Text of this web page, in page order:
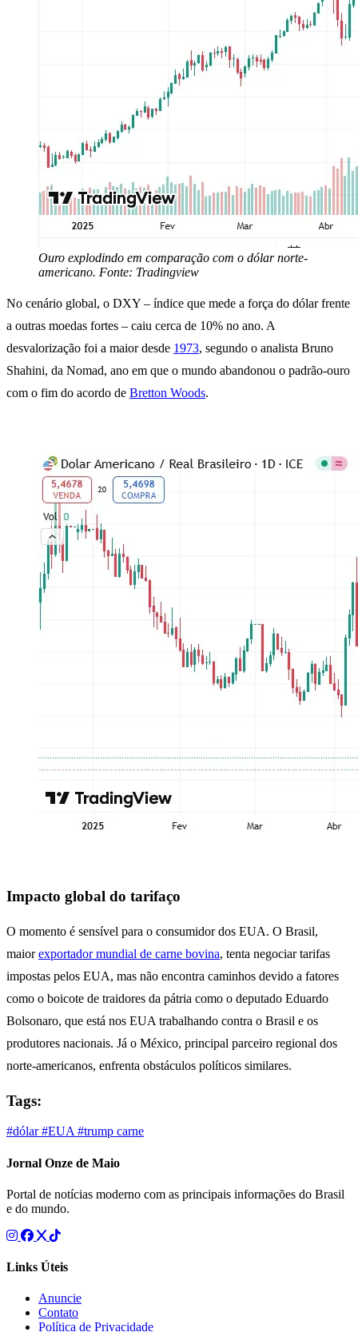
Ouro explodindo em comparação com o dólar norte-
americano. Fonte: Tradingview
No cenário global, o DXY – índice que mede a força do dólar frente
a outras moedas fortes – caiu cerca de 10% no ano. A
desvalorização foi a maior desde 1973, segundo o analista Bruno
Shahini, da Nomad, ano em que o mundo abandonou o padrão-ouro
com o fim do acordo de Bretton Woods.
Impacto global do tarifaço
O momento é sensível para o consumidor dos EUA. O Brasil,
maiorexportador mundial de carne bovina, tenta negociar tarifas
impostas pelos EUA, mas não encontra caminhos devido a fatores
como o boicote de traidores da pátria como o deputado Eduardo
Bolsonaro, que está nos EUA trabalhando contra o Brasil e os
produtores nacionais. Já o México, principal parceiro regional dos
norte-americanos, enfrenta obstáculos políticos similares.
Tags:
#dólar#EUA #trump carne
Jornal Onze de Maio
Portal de notícias moderno com as principais informações do Brasil
e do mundo.
Links Úteis
Anuncie
Contato
Política de Privacidade